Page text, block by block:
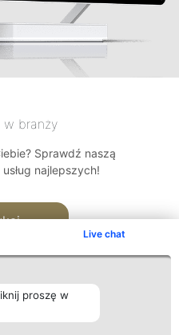
Live chat
proszę w
w branży
Sprawdź naszą
najlepszych!